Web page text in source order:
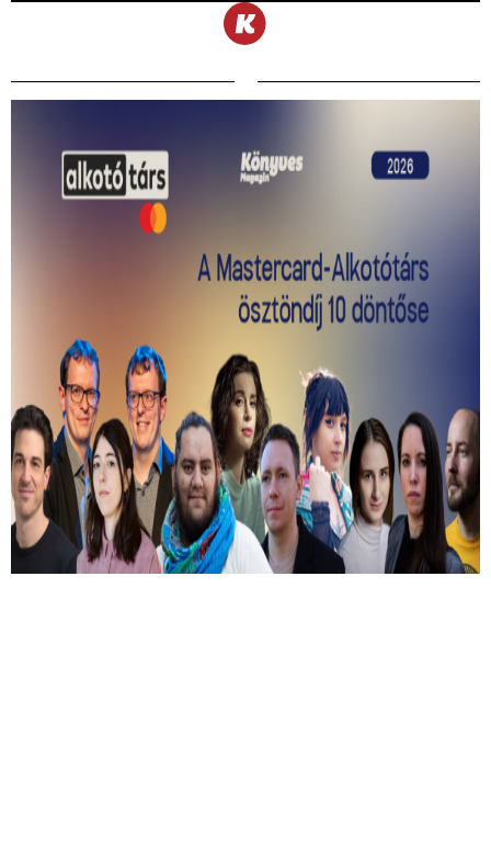
Kiválasztották a 2026-os Mastercard -
Alkotótárs ösztöndíj 10 döntősét!
Közülük kerül ki a két győztes.